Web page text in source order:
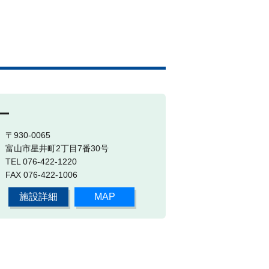
〒930-0065
富山市星井町2丁目7番30号
TEL 076-422-1220
FAX 076-422-1006
施設詳細 MAP